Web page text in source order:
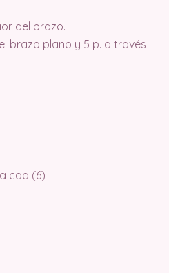
del brazo.
brazo plano y 5 p. a través
cad (6)